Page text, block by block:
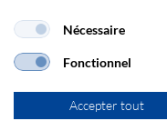
Protection des données
Nécessaire
Fonctionnel
Accepter tout